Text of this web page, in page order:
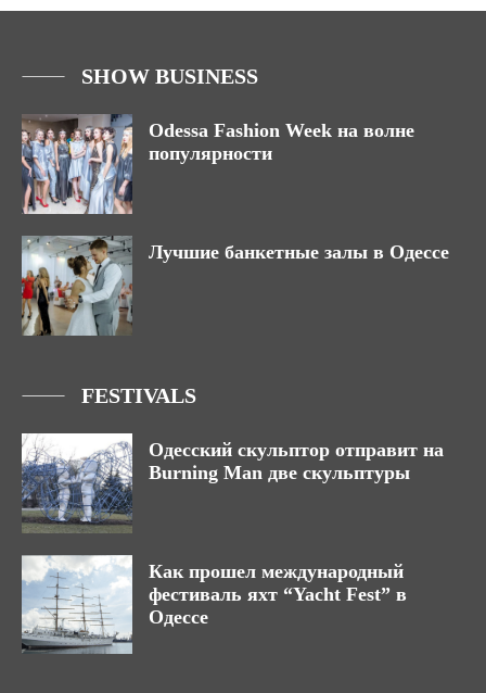
SHOW BUSINESS
Odessa Fashion Week на волне
популярности
Лучшие банкетные залы в Одессе
FESTIVALS
Одесский скульптор отправит на
Burning Man две скульптуры
Как прошел международный
фестиваль яхт “Yacht Fest” в
Одессе